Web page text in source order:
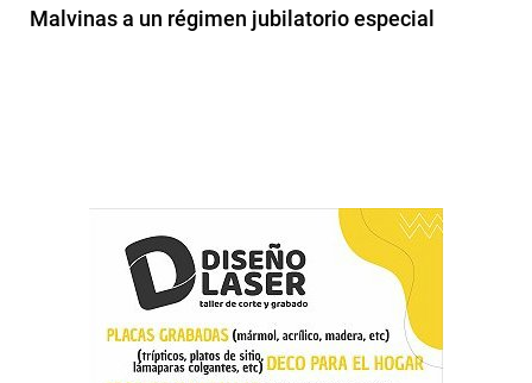
Malvinas a un régimen jubilatorio especial